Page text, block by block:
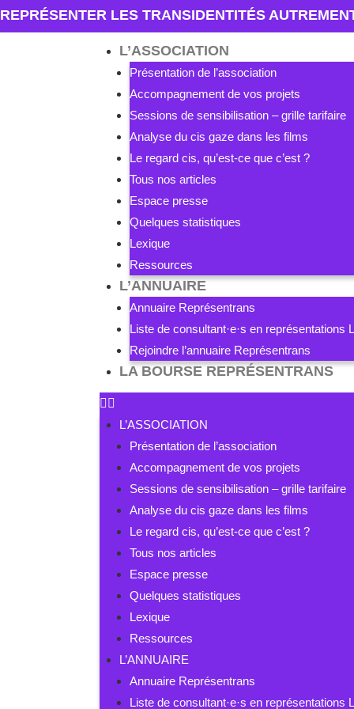
REPRÉSENTER LES TRANSIDENTITÉS
L’ASSOCIATION
Présentation de l’association
Accompagnement de vos projets
Sessions de sensibilisation – grille tarifaire
Analyse du cis gaze dans les films
Le regard cis, qu’est-ce que c’est ?
Tous nos articles
Espace presse
Quelques statistiques
Lexique
Ressources
L’ANNUAIRE
Annuaire Représentrans
Liste de consultant·e·s en représentations
Rejoindre l’annuaire Représentrans
LA BOURSE REPRÉSENTRANS
L’ASSOCIATION
Présentation de l’association
Accompagnement de vos projets
Sessions de sensibilisation – grille tarifaire
Analyse du cis gaze dans les films
Le regard cis, qu’est-ce que c’est ?
Tous nos articles
Espace presse
Quelques statistiques
Lexique
Ressources
L’ANNUAIRE
Annuaire Représentrans
Liste de consultant·e·s en représentations